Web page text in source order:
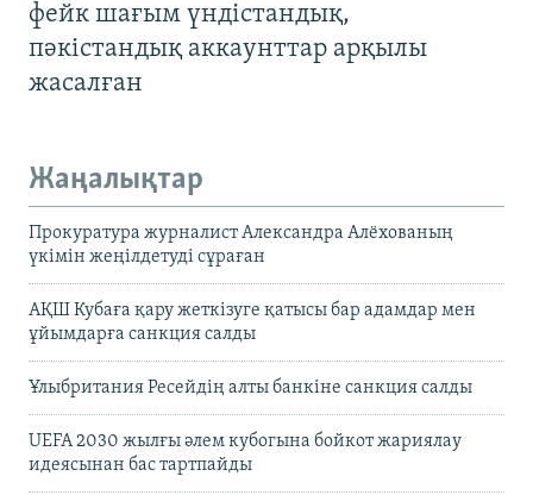
фейк шағым үндістандық,
пәкістандық аккаунттар арқылы
жасалған
Жаңалықтар
Прокуратура журналист Александра Алёхованың
үкімін жеңілдетуді сұраған
АҚШ Кубаға қару жеткізуге қатысы бар адамдар мен
ұйымдарға санкция салды
Ұлыбритания Ресейдің алты банкіне санкция салды
UEFA 2030 жылғы әлем кубогына бойкот жариялау
идеясынан бас тартпайды